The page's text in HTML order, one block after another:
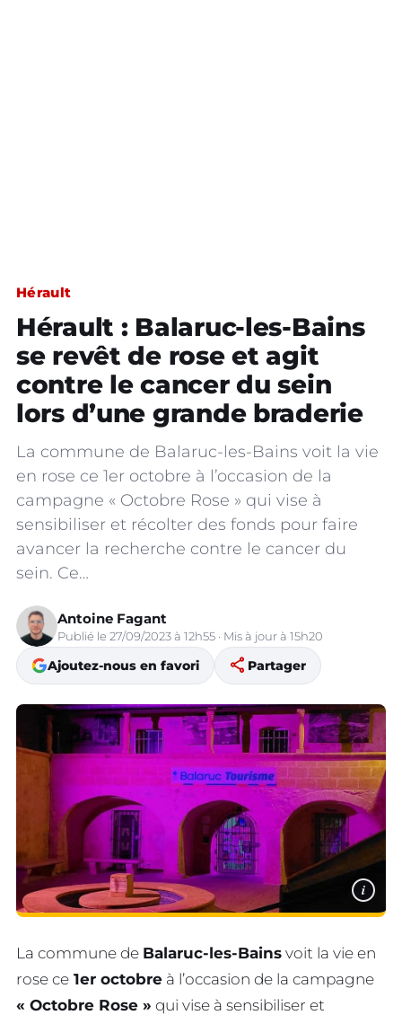
Hérault
Hérault : Balaruc-les-Bains
se revêt de rose et agit
contre le cancer du sein
lors d’une grande braderie
La commune de Balaruc-les-Bains voit la vie
en rose ce 1er octobre à l’occasion de la
campagne « Octobre Rose » qui vise à
sensibiliser et récolter des fonds pour faire
avancer la recherche contre le cancer du
sein. Ce…
Antoine Fagant
Publié le 27/09/2023 à 12h55 · Mis à jour à 15h20
Ajoutez-nous en favori share Partager
i
La commune de Balaruc-les-Bains voit la vie en
rose ce 1er octobre à l’occasion de la campagne
« Octobre Rose » qui vise à sensibiliser et